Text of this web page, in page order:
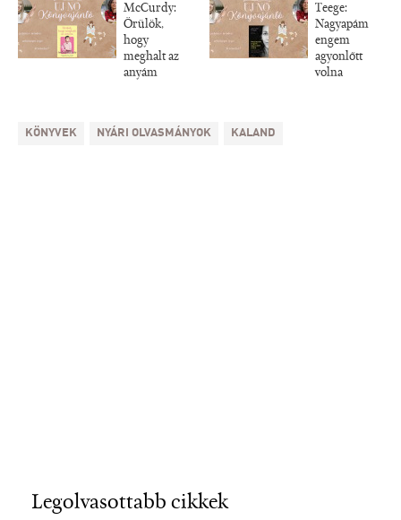
McCurdy:
Örülök,
hogy
meghalt az
anyám
Teege:
Nagyapám
engem
agyonlőtt
volna
KÖNYVEK NYÁRI OLVASMÁNYOK KALAND
Legolvasottabb cikkek